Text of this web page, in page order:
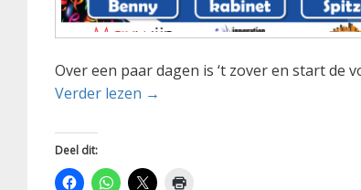
Over een paar dagen is ‘t zover en start
Verder lezen Start voorverkoop zietsóng 2026
→
Deel dit: